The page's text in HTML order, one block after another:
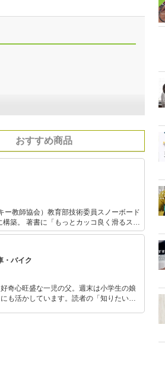
おすすめ商品
ー教師協会）教育部技術委員スノーボード
滑るスノ
ノーボード」（主婦の友社）、自費出版に
がある。 人の骨格やバラン
塾」を開催。夏場は地元舞鶴市にてスク
・バイク
奇心旺盛な一児の父。週末は小学生の娘
も活かしています。読者の「知りたい」